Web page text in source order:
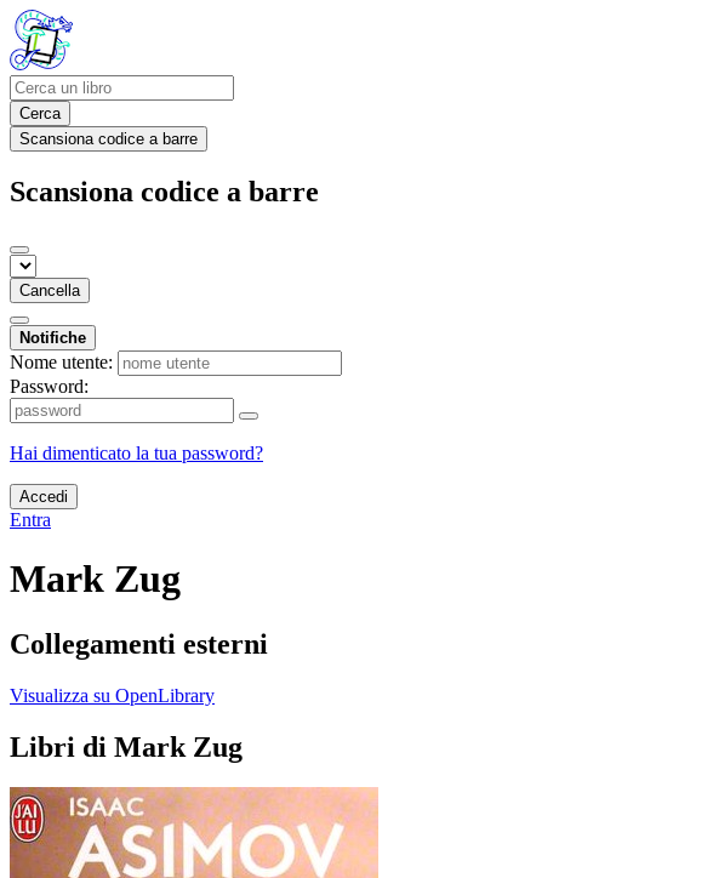
Cerca
Scansiona codice a barre
Scansiona codice a barre
Cancella
Notifiche
Nome utente:
Password:
Hai dimenticato la tua password?
Accedi
Entra
Mark Zug
Collegamenti esterni
Visualizza su OpenLibrary
Libri di Mark Zug